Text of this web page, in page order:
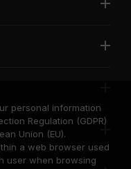
personal information
Regulation (GDPR)
Union (EU).
a web browser used
user when browsing